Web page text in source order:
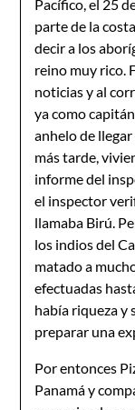
Pacífico, el 25
parte de la
decir a los
reino muy rico.
noticias y al
ya como
anhelo de
más tarde,
informe del
el inspector
llamaba Birú.
los indios del
matado a
efectuadas
había riqueza y
preparar una
Por entonces
Panamá y